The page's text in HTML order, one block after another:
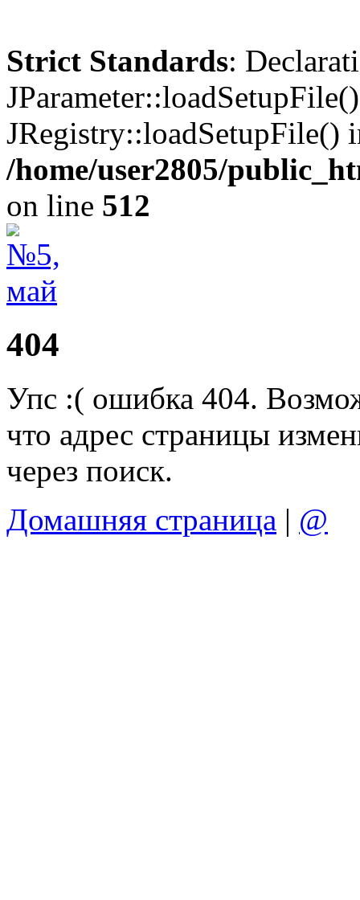
Strict Standards:
JRegistry::loadSetupFile()
/home/user2805/
on line 512
404
Упс :( ошибка 404.
что адрес страницы
через поиск.
Домашняя страница | @